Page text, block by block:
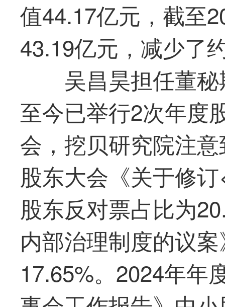
值44.17亿元，截至
43.19亿元，减少了
吴昌昊担任董
至今已举行2次年度
会，挖贝研究院注
股东大会《关于修
股东反对票占比为
内部治理制度的议
17.65%。2024年年